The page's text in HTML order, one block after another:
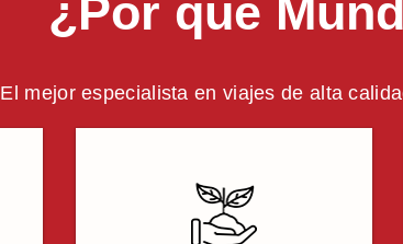
¿Por qué
El mejor especialista en viajes de alta